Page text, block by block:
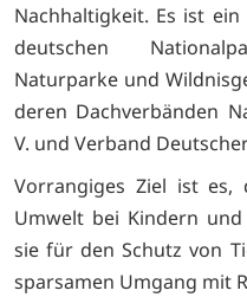
Nachhaltigkeit. Es ist
deutschen
Naturparke und
deren Dachverbänden
V. und Verband
Vorrangiges Ziel ist
Umwelt bei Kindern
sie für den Schutz von
sparsamen Umgang mit